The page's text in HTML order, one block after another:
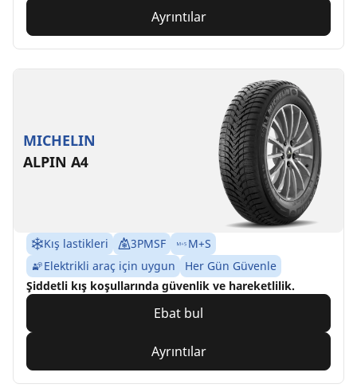
Ayrıntılar
MICHELIN
ALPIN A4
Kış lastikleri 3PMSF
M+S
Elektrikli araç için uygun
Her Gün Güvenle
Şiddetli kış koşullarında güvenlik ve hareketlilik.
Ebat bul
Ayrıntılar